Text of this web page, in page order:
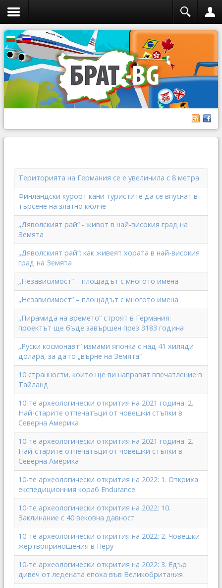
Територията на Германия се е увеличила с 8 метра
Финландски курорт кани туристите да се впуснат в
търсене на златно кюлче
„Дяволският рай“ - живот в най-високия град на
Земята
„Дяволският рай“: как живеят хората в най-високия
град на Земята
„Независимост“ – площадът с многото имена
„Независимост“ – площадът с многото имена
„Пирамида на времето“ строят в Германия:
проектът ще бъде завършен през 3183 година
„Руски космонавт“ измами японка с над 41 хиляди
долара, за да го „върне на Земята“
10 странности, които ще ви направят впечатление в
Тайланд
10-те археологически открития на 2021 година: 2.
Най-старите отпечатъци от човешки стъпки в
Северна Америка
10-те археологически открития на 2021 година: 2.
Най-старите отпечатъци от човешки стъпки в
Северна Америка
10-те археологически открития на 2022: 1. Откриха
експедиционния кораб Endurance
10-те археологически открития на 2022: 10.
Заклинание с 40 вековна давност
10-те археологически открития на 2022: 2. Човешки
жертвоприношения в Перу
10-те археологически открития на 2022: 3. Едър
дивеч от ледената епоха във Великобритания